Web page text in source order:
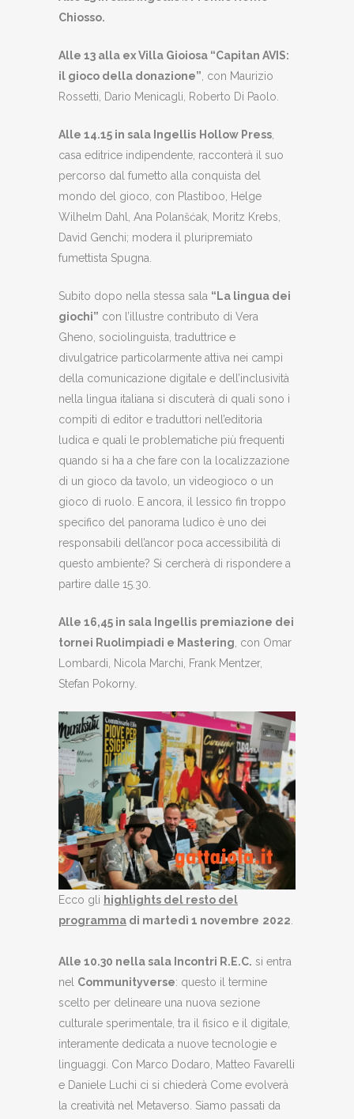
Chiosso.
Alle 13 alla ex Villa Gioiosa “Capitan AVIS:
il gioco della donazione” , con Maurizio
Rossetti, Dario Menicagli, Roberto Di Paolo.
Alle 14.15 in sala Ingellis Hollow Press
casa editrice indipendente, racconterà il suo
percorso dal fumetto alla conquista del
mondo del gioco, con Plastiboo, Helge
Wilhelm Dahl, Ana Polanšćak, Moritz Krebs,
David Genchi; modera il pluripremiato
fumettista Spugna.
Subito dopo nella stessa sala “La lingua dei
giochi” con l’illustre contributo di Vera
Gheno, sociolinguista, traduttrice e
divulgatrice particolarmente attiva nei campi
della comunicazione digitale e dell’inclusività
nella lingua italiana si discuterà di quali sono i
compiti di editor e traduttori nell’editoria
ludica e quali le problematiche più frequenti
quando si ha a che fare con la localizzazione
di un gioco da tavolo, un videogioco o un
gioco di ruolo. E ancora, il lessico fin troppo
specifico del panorama ludico è uno dei
responsabili dell’ancor poca accessibilità di
questo ambiente? Si cercherà di rispondere a
partire dalle 15.30.
Alle 16,45 in sala Ingellis premiazione dei
tornei Ruolimpiadi e Mastering , con Omar
Lombardi, Nicola Marchi, Frank Mentzer,
Stefan Pokorny.
Ecco gli highlights del resto del
programma di martedì 1 novembre 2022
Alle 10.30 nella sala Incontri R.E.C. si entra
nel Communityverse: questo il termine
scelto per delineare una nuova sezione
culturale sperimentale, tra il fisico e il digitale,
interamente dedicata a nuove tecnologie e
linguaggi. Con Marco Dodaro, Matteo Favarelli
e Daniele Luchi ci si chiederà Come evolverà
la creatività nel Metaverso. Siamo passati da